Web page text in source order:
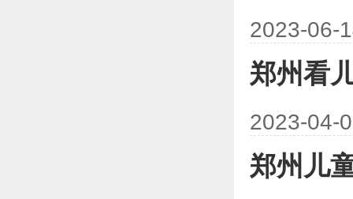
2023-06-
郑州看
2023-04-
郑州儿